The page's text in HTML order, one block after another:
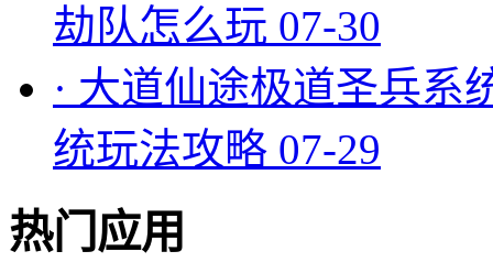
劫队怎么玩 07-30
· 大道仙途极道圣兵系
统玩法攻略 07-29
热门应用